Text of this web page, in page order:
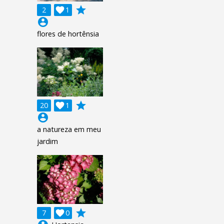
2 1

grade
account_circle
flores de hortênsia
20 1

grade
account_circle
a natureza em meu
jardim
7 0

grade